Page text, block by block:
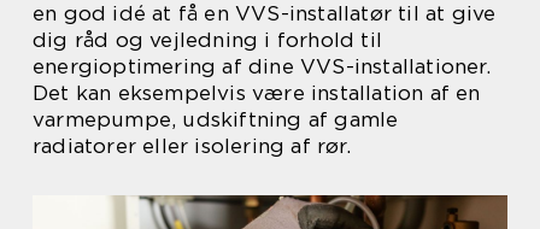
en god idé at få en VVS-installatør til at give
dig råd og vejledning i forhold til
energioptimering af dine VVS-installationer.
Det kan eksempelvis være installation af en
varmepumpe, udskiftning af gamle
radiatorer eller isolering af rør.